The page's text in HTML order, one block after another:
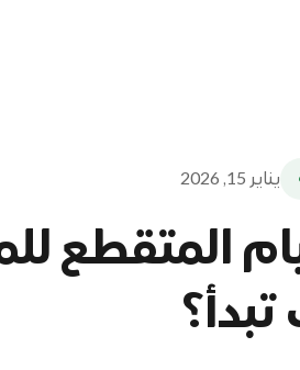
يناير 15, 2026
المتقطع